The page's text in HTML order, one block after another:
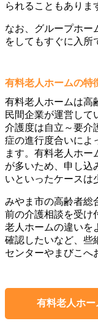
られることもありま
なお、グループホー
をしてもすぐに入所
有料老人ホームの特
有料老人ホームは高
民間企業が運営して
介護度は自立～要介
症の進行度合いによ
ます。有料老人ホー
が多いため、申し込
いといったケースは
みやま市の高齢者総
前の介護相談を受け
老人ホームの違いを
確認したいなど、些
センターやまびこへ
有料老人ホ